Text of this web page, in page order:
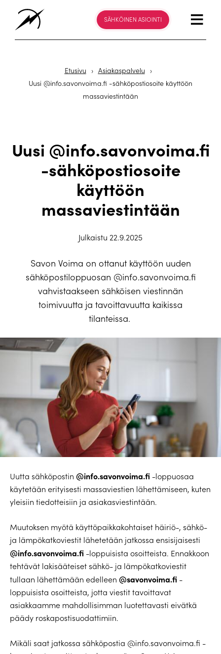
SÄHKÖINEN ASIOINTI
Etusivu › Asiakaspalvelu
›
Uusi @info.savonvoima.fi -sähköpostiosoite käyttöön
massaviestintään
Uusi @info.savonvoima.fi
-sähköpostiosoite
käyttöön
massaviestintään
Julkaistu 22.9.2025
Savon Voima on ottanut käyttöön uuden
sähköpostiloppuosan @info.savonvoima.fi
vahvistaakseen sähköisen viestinnän
toimivuutta ja tavoittavuutta kaikissa
tilanteissa.
Uutta sähköpostin @info.savonvoima.fi -loppuosaa
käytetään erityisesti massaviestien lähettämiseen, kuten
yleisiin tiedotteisiin ja asiakasviestintään.
Muutoksen myötä käyttöpaikkakohtaiset häiriö-, sähkö-
ja lämpökatkoviestit lähetetään jatkossa ensisijaisesti
@info.savonvoima.fi -loppuisista osoitteista. Ennakkoon
tehtävät lakisääteiset sähkö- ja lämpökatkoviestit
tullaan lähettämään edelleen @savonvoima.fi -
loppuisista osoitteista, jotta viestit tavoittavat
asiakkaamme mahdollisimman luotettavasti eivätkä
päädy roskapostisuodattimiin.
Mikäli saat jatkossa sähköpostia @info.savonvoima.fi -